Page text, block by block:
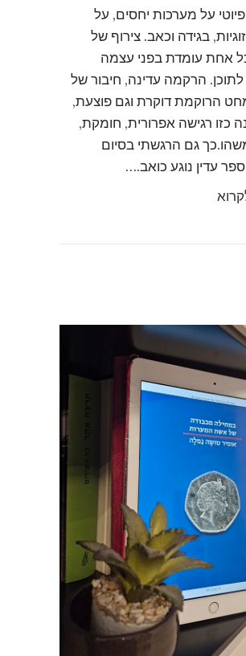
על מערכות יחסים, על
בגידה וכאב. צירוף של
אחת עומדת בפני עצמה
הרקמה עדינה, חיבור של
הרוקמת דוקרת וגם פוצעת,
כזו רגישה אפרורית, חומקת,
גם הרגשתי בסיום
עדין נוגע כואב.…